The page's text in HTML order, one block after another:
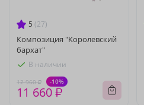
5 (27)
Композиция "Королевский
бархат"
В наличии
12 960 ₽ -10%
11 660 ₽